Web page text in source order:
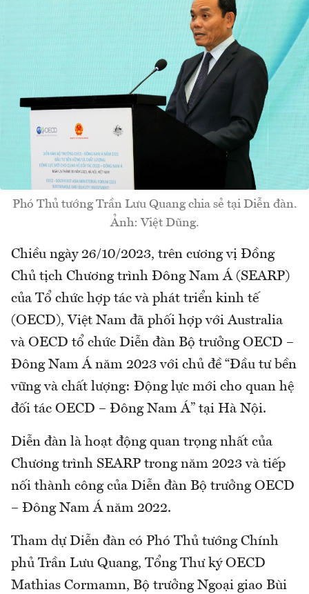
Phó Thủ tướng Trần Lưu Quang chia sẻ tại Diễn đàn.
Ảnh: Việt Dũng.
Chiều ngày 26/10/2023, trên cương vị Đồng
Chủ tịch Chương trình Đông Nam Á (SEARP)
của Tổ chức hợp tác và phát triển kinh tế
(OECD), Việt Nam đã phối hợp với Australia
và OECD tổ chức Diễn đàn Bộ trưởng OECD –
Đông Nam Á năm 2023 với chủ đề “Đầu tư bền
vững và chất lượng: Động lực mới cho quan hệ
đối tác OECD – Đông Nam Á” tại Hà Nội.
Diễn đàn là hoạt động quan trọng nhất của
Chương trình SEARP trong năm 2023 và tiếp
nối thành công của Diễn đàn Bộ trưởng OECD
– Đông Nam Á năm 2022.
Tham dự Diễn đàn có Phó Thủ tướng Chính
phủ Trần Lưu Quang, Tổng Thư ký OECD
Mathias Cormamn, Bộ trưởng Ngoại giao Bùi